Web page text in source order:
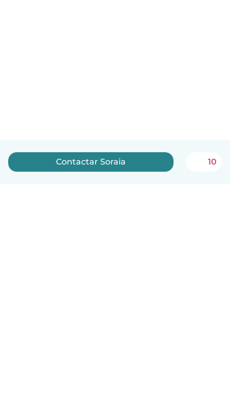
Contactar Soraia 10